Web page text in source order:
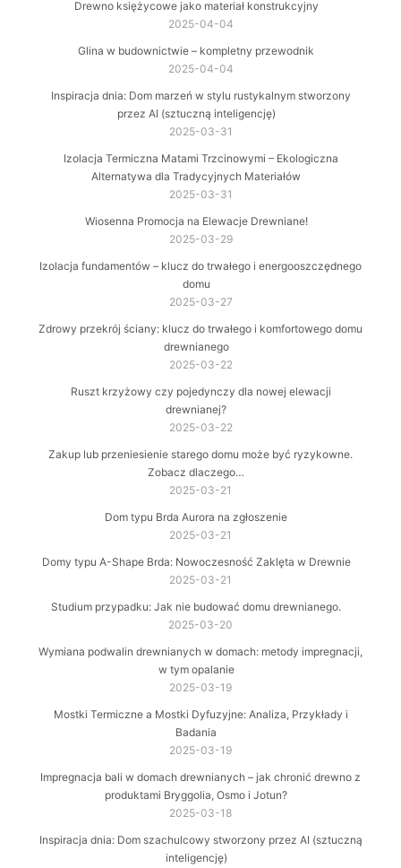
Drewno księżycowe jako materiał konstrukcyjny
2025-04-04
Glina w budownictwie – kompletny przewodnik
2025-04-04
Inspiracja dnia: Dom marzeń w stylu rustykalnym stworzony
przez AI (sztuczną inteligencję)
2025-03-31
Izolacja Termiczna Matami Trzcinowymi – Ekologiczna
Alternatywa dla Tradycyjnych Materiałów
2025-03-31
Wiosenna Promocja na Elewacje Drewniane!
2025-03-29
Izolacja fundamentów – klucz do trwałego i energooszczędnego
domu
2025-03-27
Zdrowy przekrój ściany: klucz do trwałego i komfortowego domu
drewnianego
2025-03-22
Ruszt krzyżowy czy pojedynczy dla nowej elewacji
drewnianej?
2025-03-22
Zakup lub przeniesienie starego domu może być ryzykowne.
Zobacz dlaczego…
2025-03-21
Dom typu Brda Aurora na zgłoszenie
2025-03-21
Domy typu A-Shape Brda: Nowoczesność Zaklęta w Drewnie
2025-03-21
Studium przypadku: Jak nie budować domu drewnianego.
2025-03-20
Wymiana podwalin drewnianych w domach: metody impregnacji,
w tym opalanie
2025-03-19
Mostki Termiczne a Mostki Dyfuzyjne: Analiza, Przykłady i
Badania
2025-03-19
Impregnacja bali w domach drewnianych – jak chronić drewno z
produktami Bryggolia, Osmo i Jotun?
2025-03-18
Inspiracja dnia: Dom szachulcowy stworzony przez AI (sztuczną
inteligencję)